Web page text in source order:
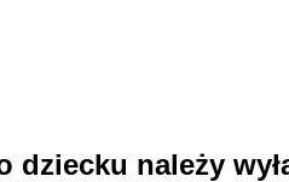
dziecku należy